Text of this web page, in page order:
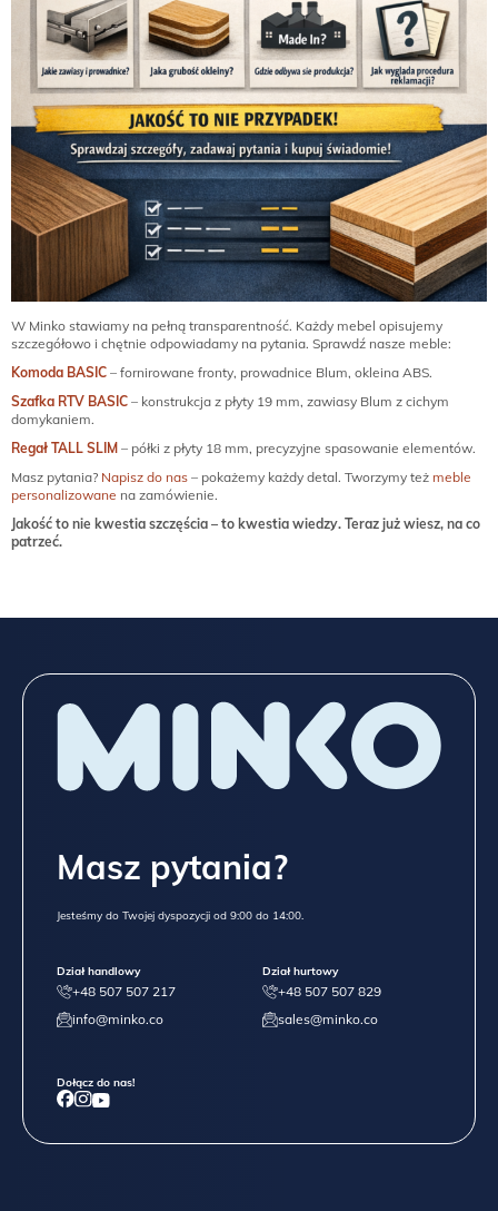
W Minko stawiamy na pełną transparentność. Każdy mebel opisujemy
szczegółowo i chętnie odpowiadamy na pytania. Sprawdź nasze meble:
Komoda BASIC – fornirowane fronty, prowadnice Blum, okleina ABS.
Szafka RTV BASIC – konstrukcja z płyty 19 mm, zawiasy Blum z cichym
domykaniem.
Regał TALL SLIM – półki z płyty 18 mm, precyzyjne spasowanie elementów.
Masz pytania? Napisz do nas – pokażemy każdy detal. Tworzymy też meble
personalizowane na zamówienie.
Jakość to nie kwestia szczęścia – to kwestia wiedzy. Teraz już wiesz, na co
patrzeć.
Masz pytania?
Jesteśmy do Twojej dyspozycji od 9:00 do 14:00.
Dział handlowy
+48 507 507 217
info@minko.co
Dział hurtowy
+48 507 507 829
sales@minko.co
Dołącz do nas!